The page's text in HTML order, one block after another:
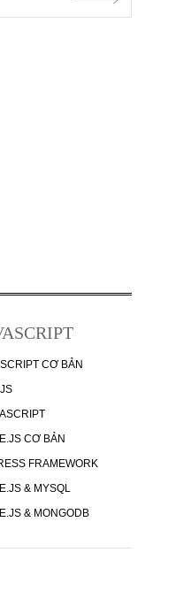
CƠ BẢN
CƠ BẢN
FRAMEWORK
& MYSQL
& MONGODB